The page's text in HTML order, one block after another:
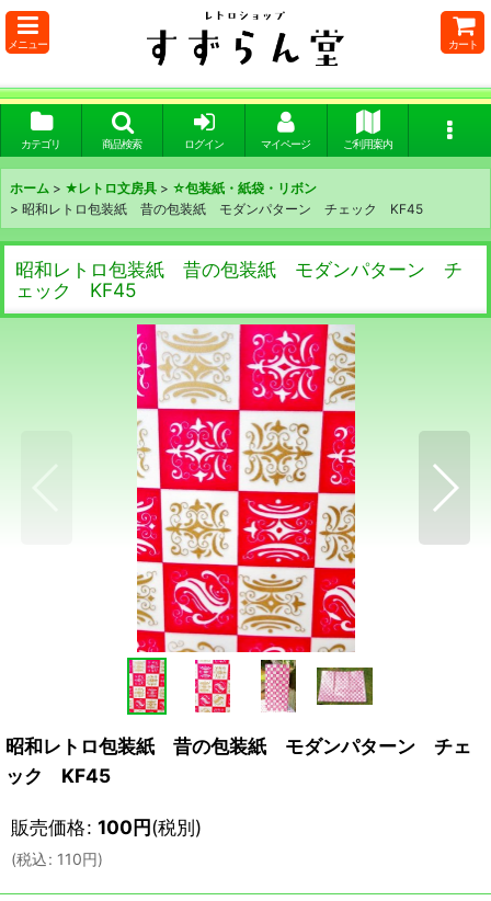
メニュー カート
カテゴリ 商品検索 ログイン マイページ ご利用案内
ホーム > ★レトロ文房具 > ☆包装紙・紙袋・リボン
> 昭和レトロ包装紙 昔の包装紙 モダンパターン チェック KF45
昭和レトロ包装紙 昔の包装紙 モダンパターン チ
ェック KF45
昭和レトロ包装紙 昔の包装紙 モダンパターン チェ
ック KF45
販売価格: 100円(税別)
(税込: 110円)